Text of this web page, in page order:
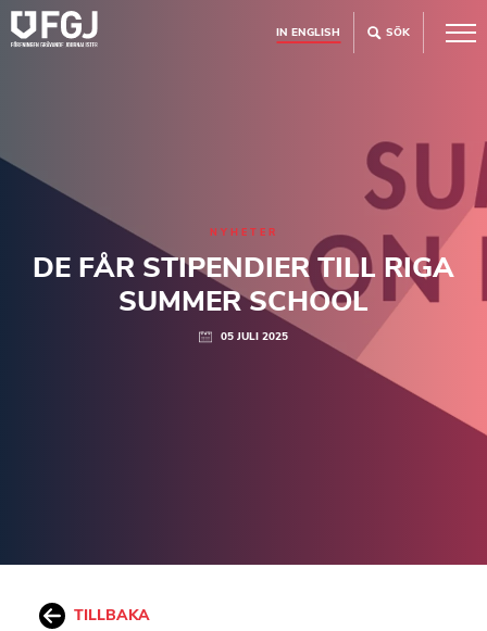
IN ENGLISH SÖK
NYHETER
DE FÅR STIPENDIER TILL RIGA
SUMMER SCHOOL
05 JULI 2025
TILLBAKA